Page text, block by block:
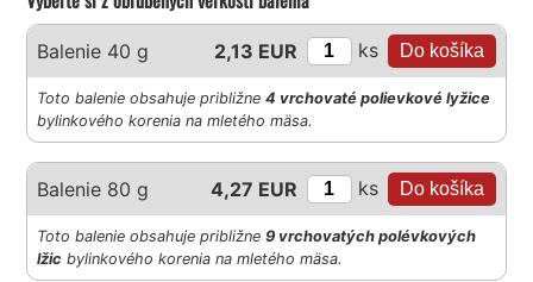
Balenie 40 g 2,13 EUR ks
Toto balenie obsahuje približne4 vrchovaté polievkové lyžice
bylinkového korenia na mletého mäsa.
Balenie 80 g 4,27 EUR ks
Toto balenie obsahuje približne9 vrchovatých polévkových
lžic bylinkového korenia na mletého mäsa.